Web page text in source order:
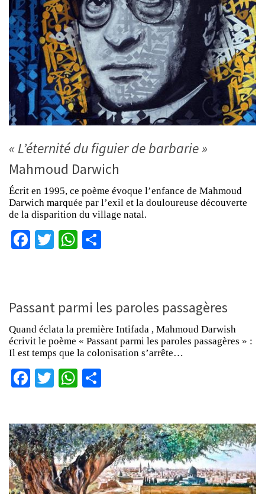
« L’éternité du figuier de barbarie »
Mahmoud Darwich
Écrit en 1995, ce poème évoque l’enfance de Mahmoud
Darwich marquée par l’exil et la douloureuse découverte
de la disparition du village natal.
Facebook
TwitterWhatsApp
Passant parmi les paroles passagères
Quand éclata la première Intifada , Mahmoud Darwish
écrivit le poème « Passant parmi les paroles passagères » :
Il est temps que la colonisation s’arrête…
Facebook
TwitterWhatsApp